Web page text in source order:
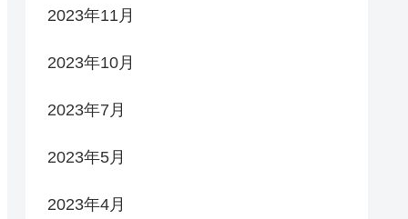
2023年11月
2023年10月
2023年7月
2023年5月
2023年4月